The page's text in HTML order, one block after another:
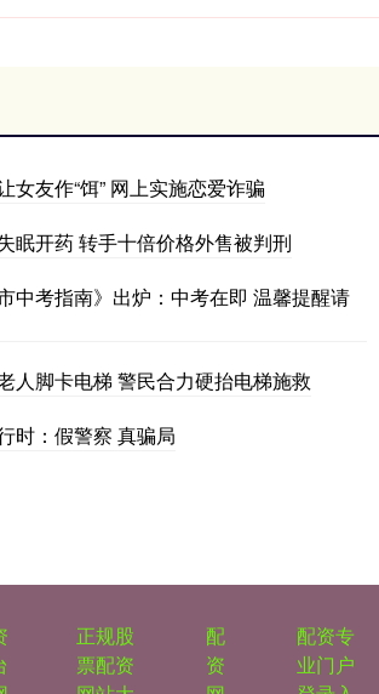
女友作“饵” 网上实施恋爱诈骗
眠开药 转手十倍价格外售被判刑
中考指南》出炉：中考在即 温馨提醒请
人脚卡电梯 警民合力硬抬电梯施救
时：假警察 真骗局
正规股
票配资
配
资
配资专
业门户